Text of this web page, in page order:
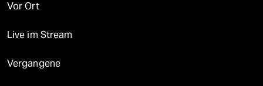
Vor Ort
Live im Stream
Vergangene